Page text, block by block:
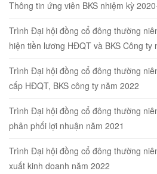
Thông tin ứng viên BKS nhiệm kỳ
Trình Đại hội đồng cổ đông thường
hiện tiền lương HĐQT và BKS Công ty
Trình Đại hội đồng cổ đông thường
cấp HĐQT, BKS công ty năm 2022
Trình Đại hội đồng cổ đông thường
phân phối lợi nhuận năm 2021
Trình Đại hội đồng cổ đông thường
xuất kinh doanh năm 2022